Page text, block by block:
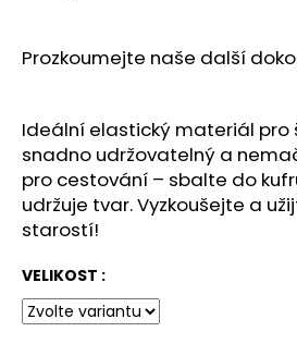
Prozkoumejte naše další
Ideální elastický materiál pro
snadno udržovatelný a
pro cestování – sbalte do
udržuje tvar. Vyzkoušejte a
starostí!
VELIKOST :